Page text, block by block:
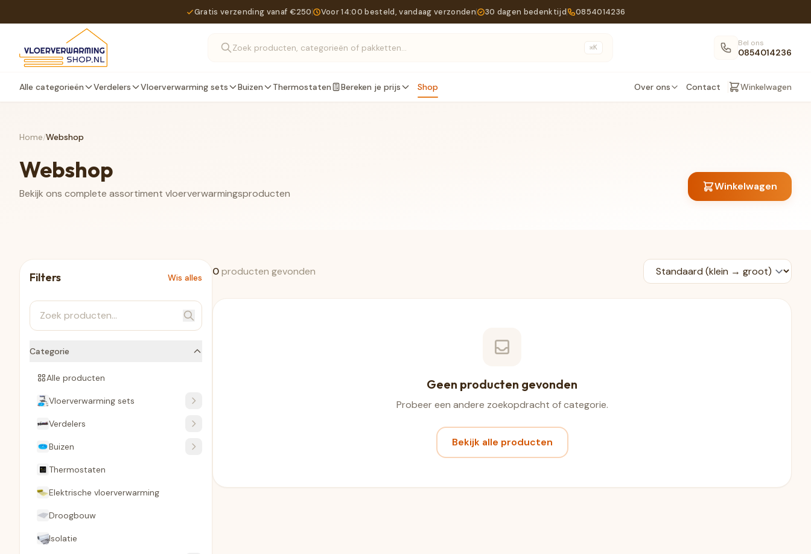
Gratis verzending vanaf €250 Voor 14:00 besteld, vandaag verzonden 30 dagen bedenktijd 0854014236
Zoek producten, categorieën of pakketten... ⌘K Bel ons
0854014236
Alle categorieën Verdelers Vloerverwarming sets Buizen Thermostaten Bereken je prijs Shop Over ons Contact Winkelwagen
Home/Webshop
Webshop
Bekijk ons complete assortiment vloerverwarmingsproducten
Winkelwagen
Filters Wis alles
Categorie
Alle producten
Vloerverwarming sets
Verdelers
Buizen
Thermostaten
Elektrische vloerverwarming
Droogbouw
Isolatie
0producten gevonden
Geen producten gevonden
Probeer een andere zoekopdracht of categorie.
Bekijk alle producten